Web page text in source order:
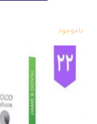
ناموجود